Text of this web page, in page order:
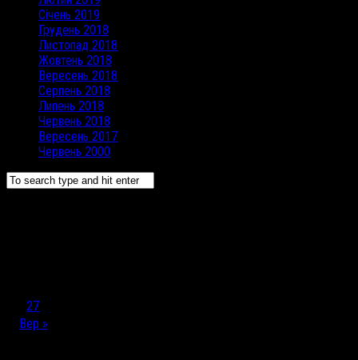
Січень 2019
Грудень 2018
Листопад 2018
Жовтень 2018
Вересень 2018
Серпень 2018
Липень 2018
Червень 2018
Вересень 2017
Червень 2000
27
Вер »